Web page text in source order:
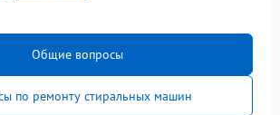
Общие вопросы
по ремонту стиральных машин